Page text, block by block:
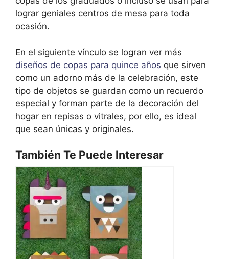
lograr geniales centros de mesa para toda
ocasión.
En el siguiente vínculo se logran ver más
diseños de copas para quince años que sirven
como un adorno más de la celebración, este
tipo de objetos se guardan como un recuerdo
especial y forman parte de la decoración del
hogar en repisas o vitrales, por ello, es ideal
que sean únicas y originales.
También Te Puede Interesar